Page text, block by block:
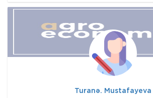
Turanə. Mustafayeva